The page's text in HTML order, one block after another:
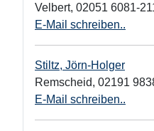
Velbert, 02051 6081-
E-Mail schreiben..
Stiltz, Jörn-Holger
Remscheid, 02191
E-Mail schreiben..